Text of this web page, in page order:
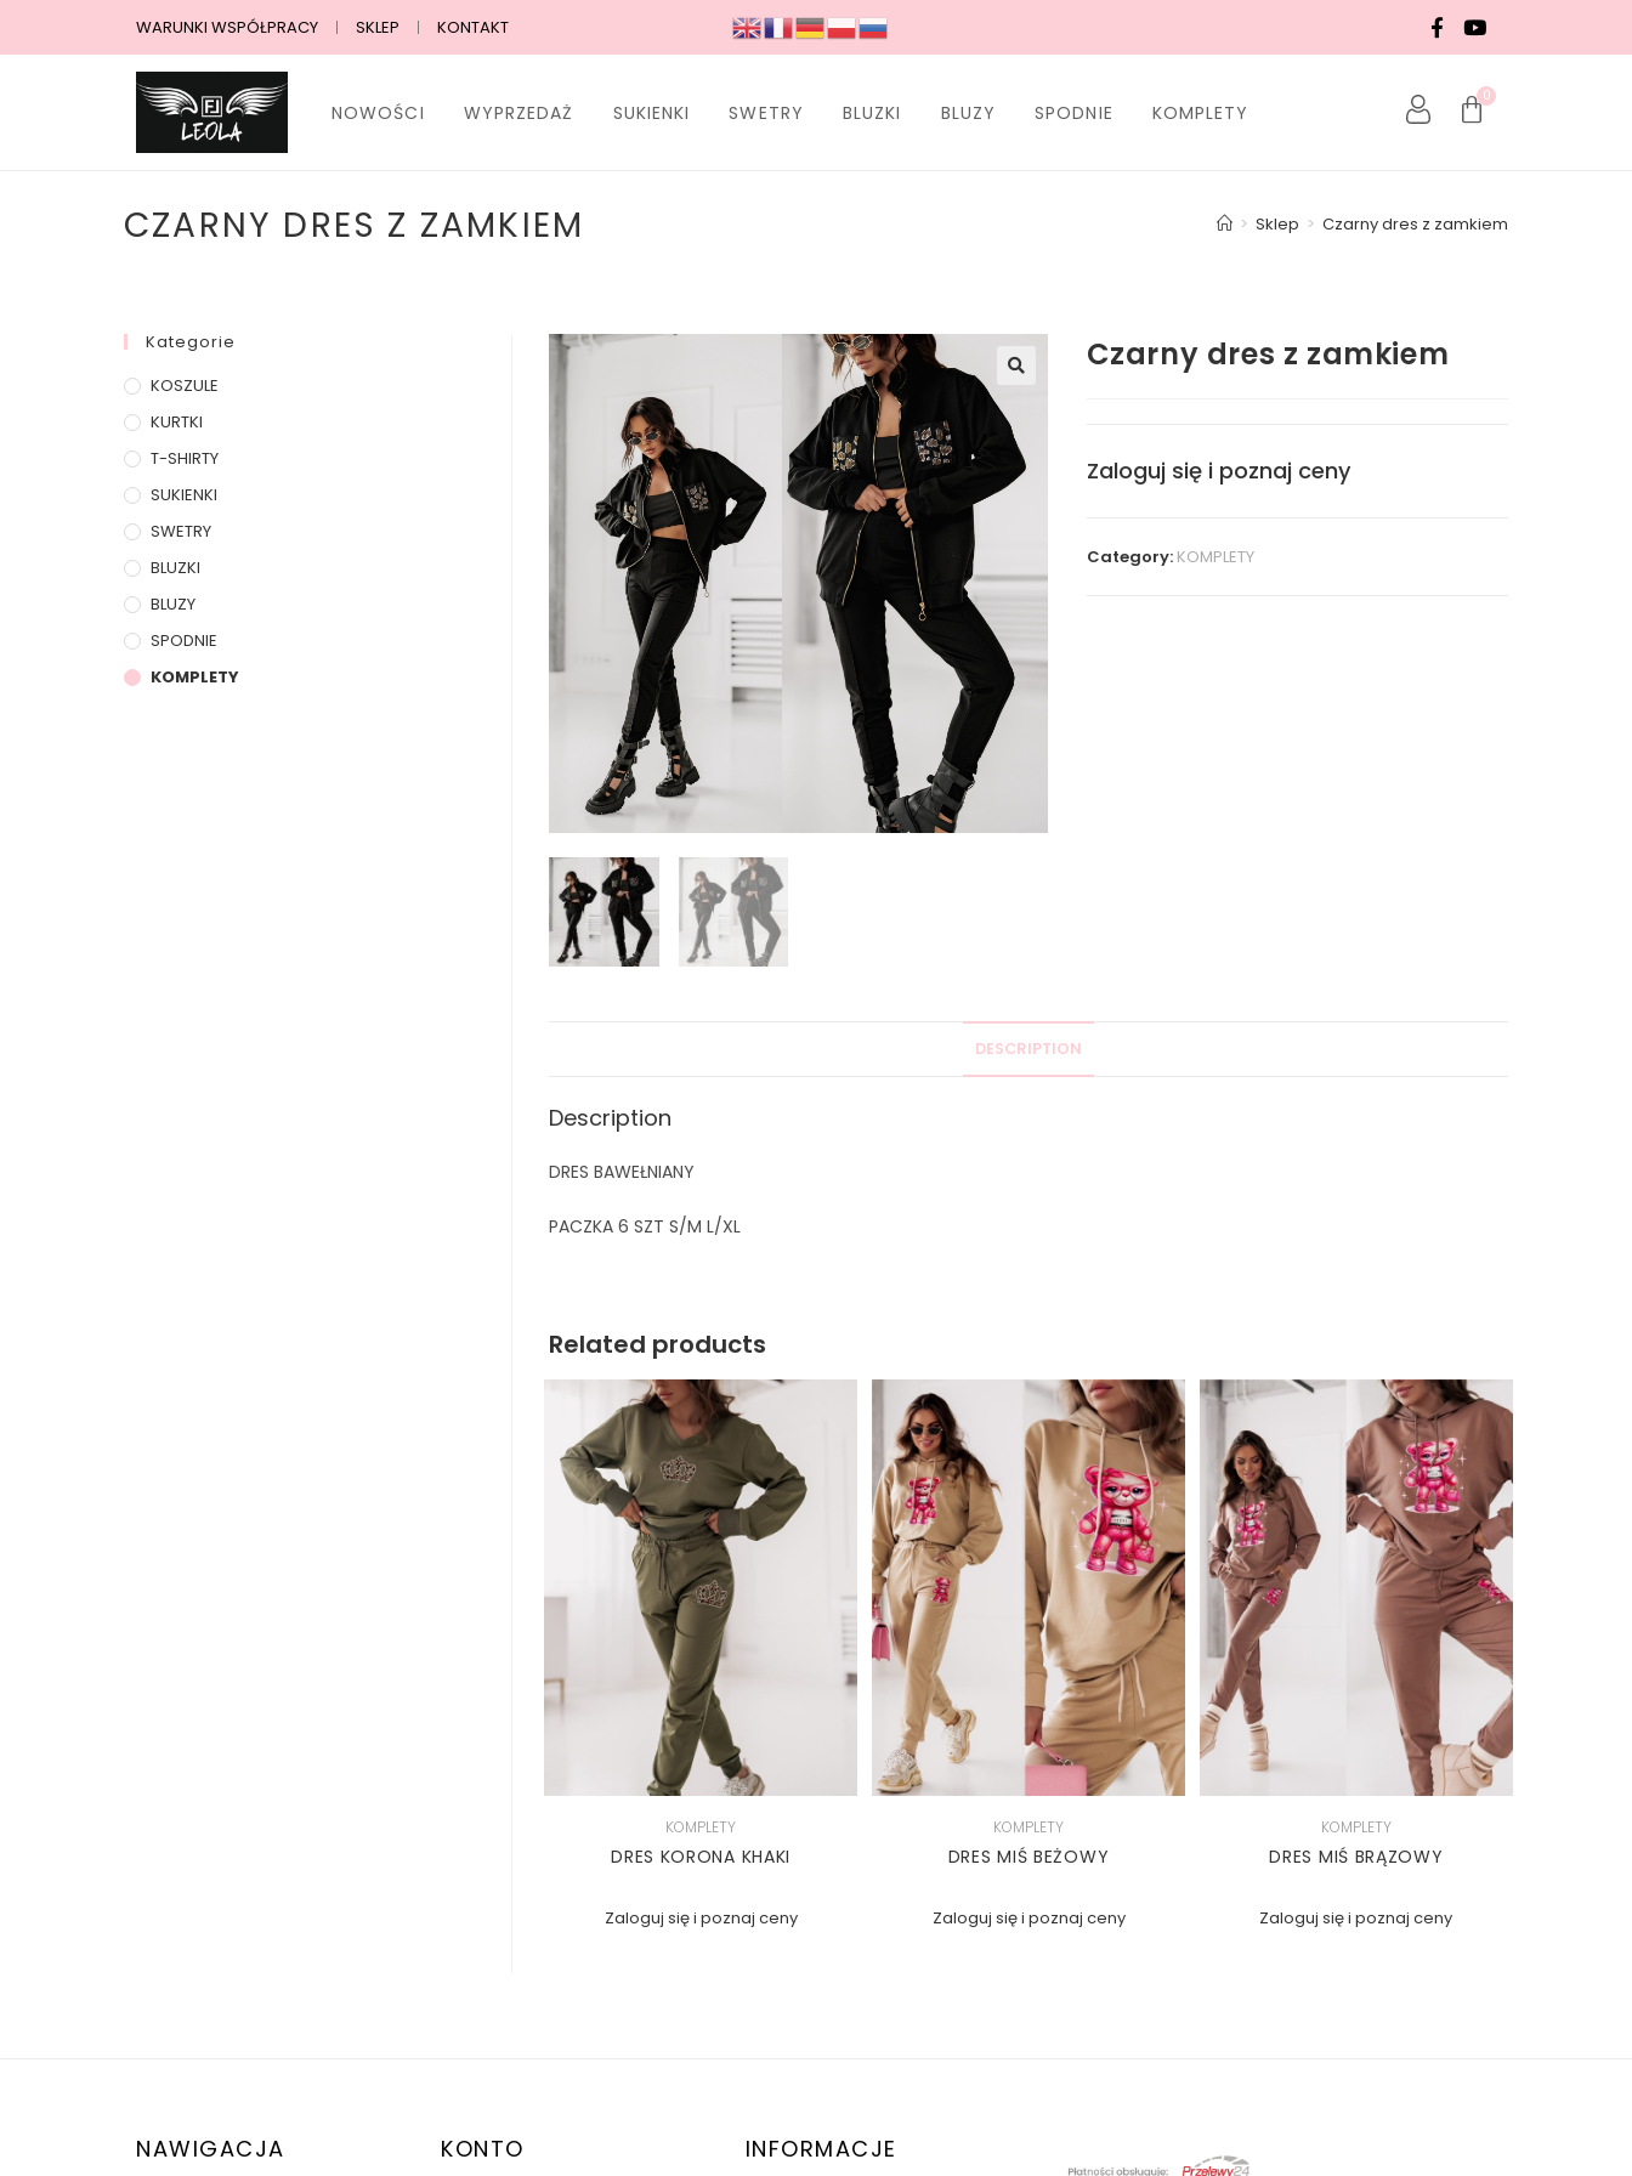
WARUNKI WSPÓŁPRACY SKLEP KONTAKT
NOWOŚCI WYPRZEDAŻ SUKIENKI SWETRY BLUZKI BLUZY SPODNIE KOMPLETY
0
CZARNY DRES Z ZAMKIEM > Sklep > Czarny dres z zamkiem
Czarny dres z zamkiem
Zaloguj się i poznaj ceny
Category: KOMPLETY
DESCRIPTION
Description
DRES BAWEŁNIANY
PACZKA 6 SZT S/M L/XL
Related products
KOMPLETY
DRES KORONA KHAKI
Zaloguj się i poznaj ceny
KOMPLETY
DRES MIŚ BEŻOWY
Zaloguj się i poznaj ceny
KOMPLETY
DRES MIŚ BRĄZOWY
Zaloguj się i poznaj ceny
Kategorie
KOSZULE
KURTKI
T-SHIRTY
SUKIENKI
SWETRY
BLUZKI
BLUZY
SPODNIE
KOMPLETY
NAWIGACJA KONTO INFORMACJE